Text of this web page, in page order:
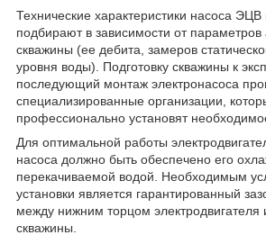
Технические характеристики насоса
подбирают в зависимости от параметров
скважины (ее дебита, замеров
уровня воды). Подготовку скважины к
последующий монтаж электронасоса
специализированные организации,
профессионально установят
Для оптимальной работы
насоса должно быть обеспечено его
перекачиваемой водой. Необходимым
установки является гарантированный
между нижним торцом электродвигателя
скважины.